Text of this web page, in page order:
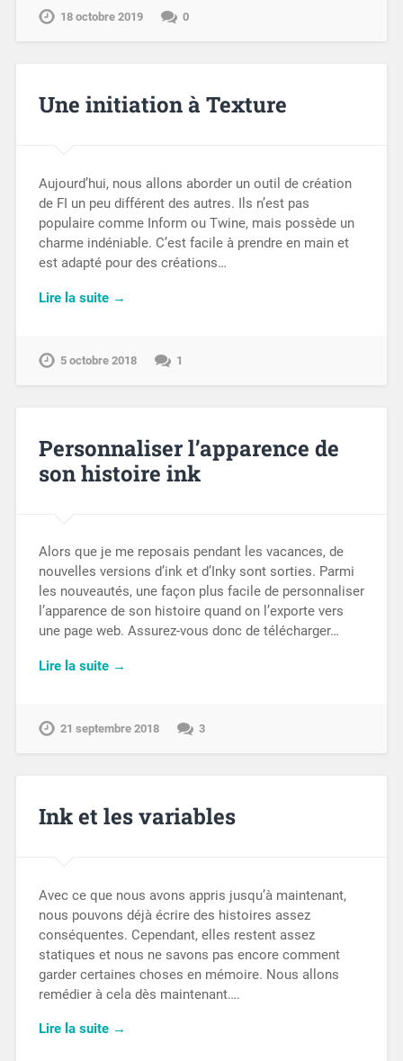
18 octobre 2019 0
Une initiation à Texture
Aujourd’hui, nous allons aborder un outil de création
de FI un peu différent des autres. Ils n’est pas
populaire comme Inform ou Twine, mais possède un
charme indéniable. C’est facile à prendre en main et
est adapté pour des créations…
Lire la suite →
5 octobre 2018 1
Personnaliser l’apparence de
son histoire ink
Alors que je me reposais pendant les vacances, de
nouvelles versions d’ink et d’Inky sont sorties. Parmi
les nouveautés, une façon plus facile de personnaliser
l’apparence de son histoire quand on l’exporte vers
une page web. Assurez-vous donc de télécharger…
Lire la suite →
21 septembre 2018 3
Ink et les variables
Avec ce que nous avons appris jusqu’à maintenant,
nous pouvons déjà écrire des histoires assez
conséquentes. Cependant, elles restent assez
statiques et nous ne savons pas encore comment
garder certaines choses en mémoire. Nous allons
remédier à cela dès maintenant….
Lire la suite →